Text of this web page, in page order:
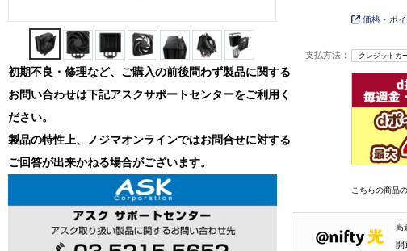
初期不良・修理など、ご購入の前後問わず製品に関する
お問い合わせは下記アスクサポートセンターをご利用く
ださい。
製品の特性上、ノジマオンラインではお問合せに対する
ご回答が出来かねる場合がございます。
価格・ポ
支払方法： クレジットカ
こちらの商品
高
開